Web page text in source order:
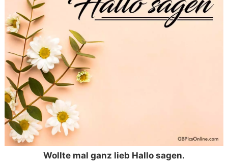
Wollte mal ganz lieb Hallo sagen.